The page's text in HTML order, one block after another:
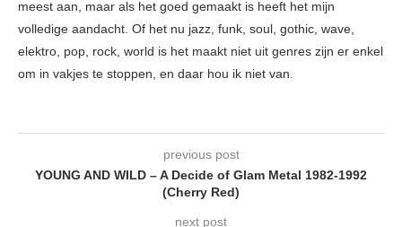
meest aan, maar als het goed gemaakt is heeft het mijn
volledige aandacht. Of het nu jazz, funk, soul, gothic, wave,
elektro, pop, rock, world is het maakt niet uit genres zijn er enkel
om in vakjes te stoppen, en daar hou ik niet van.
previous post
YOUNG AND WILD – A Decide of Glam Metal 1982-1992
(Cherry Red)
next post